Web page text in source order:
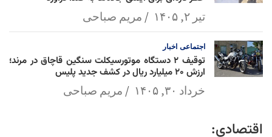
تیر ۲, ۱۴۰۵ مریم صباحی
اجتماعی اخبار
توقیف ۲ دستگاه موتورسیکلت سنگین قاچاق در مرند؛
ارزش ۲۰ میلیارد ریال در کشف جدید پلیس
خرداد ۳۰, ۱۴۰۵ مریم صباحی
اقتصادی: